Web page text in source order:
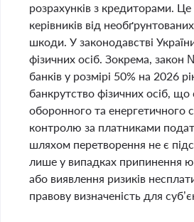
розрахунків з кредиторами.
керівників від
шкоди. У законодавстві
фізичних осіб. Зокрема,
банків у розмірі 50% на 2026
банкрутство фізичних осіб,
оборонного та енергетичного
контролю за платниками
шляхом перетворення не є
лише у випадках припинення
або виявлення ризиків
правову визначеність для